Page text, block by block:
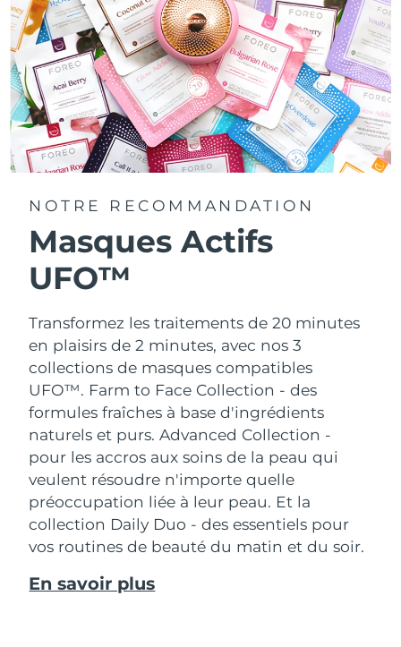
NOTRE RECOMMANDATION
Masques Actifs
UFO™
Transformez les traitements de 20 minutes
en plaisirs de 2 minutes, avec nos 3
collections de masques compatibles
UFO™. Farm to Face Collection - des
formules fraîches à base d'ingrédients
naturels et purs. Advanced Collection -
pour les accros aux soins de la peau qui
veulent résoudre n'importe quelle
préoccupation liée à leur peau. Et la
collection Daily Duo - des essentiels pour
vos routines de beauté du matin et du soir.
En savoir plus